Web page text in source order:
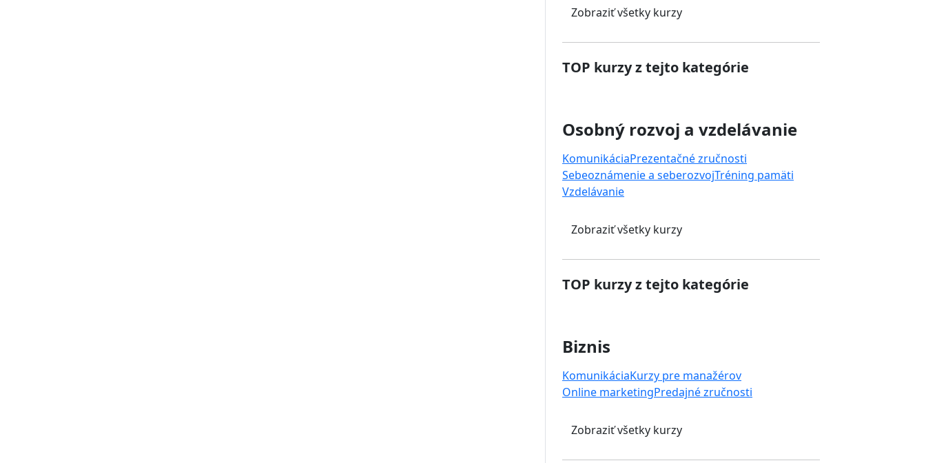
Zobraziť všetky kurzy
TOP kurzy z tejto kategórie
Osobný rozvoj a vzdelávanie
KomunikáciaPrezentačné zručnosti
Sebeoznámenie a seberozvojTréning pamäti
Vzdelávanie
Zobraziť všetky kurzy
TOP kurzy z tejto kategórie
Biznis
KomunikáciaKurzy pre manažérov
Online marketingPredajné zručnosti
Zobraziť všetky kurzy